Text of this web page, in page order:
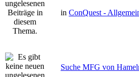
in ConQuest -
Suche MFG von